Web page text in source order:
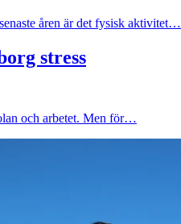
åren är det fysisk aktivitet…
stress
och arbetet. Men för…